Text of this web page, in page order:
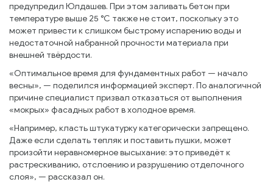
предупредил Юлдашев. При этом заливать бетон при
температуре выше 25 °С также не стоит, поскольку это
может привести к слишком быстрому испарению воды и
недостаточной набранной прочности материала при
внешней твёрдости.
«Оптимальное время для фундаментных работ — начало
весны», — поделился информацией эксперт. По аналогичной
причине специалист призвал отказаться от выполнения
«мокрых» фасадных работ в холодное время.
«Например, класть штукатурку категорически запрещено.
Даже если сделать тепляк и поставить пушки, может
произойти неравномерное высыхание: это приведёт к
растрескиванию, отслоению и разрушению отделочного
слоя», — рассказал он.